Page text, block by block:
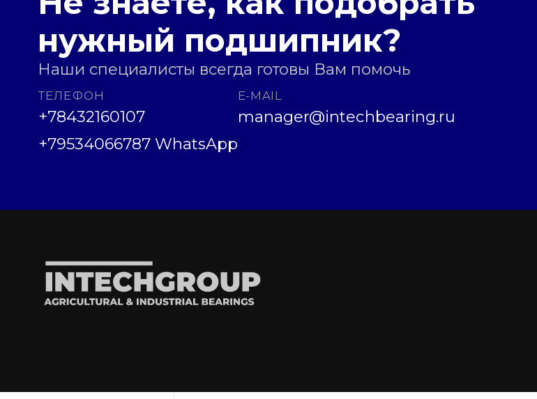
нужный подшипник?
Наши специалисты всегда готовы Вам помочь
ТЕЛЕФОН
+78432160107
+79534066787 WhatsApp
E-MAIL
manager@intechbearing.ru